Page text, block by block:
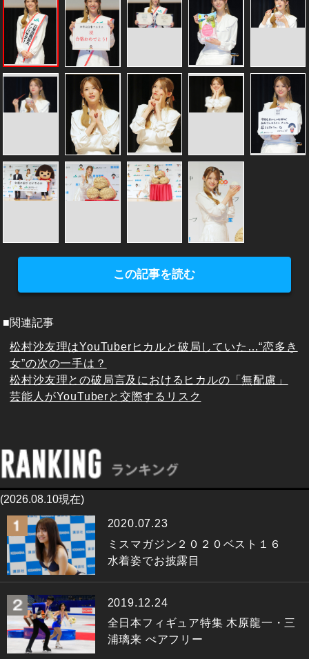
この記事を読む
■関連記事
松村沙友理はYouTuberヒカルと破局していた…“恋多き
女”の次の一手は？
松村沙友理との破局言及におけるヒカルの「無配慮」
芸能人がYouTuberと交際するリスク
(2026.08.10現在)
2020.07.23
ミスマガジン２０２０ベスト１６
水着姿でお披露目
2019.12.24
全日本フィギュア特集 木原龍一・三
浦璃来 ぺアフリー